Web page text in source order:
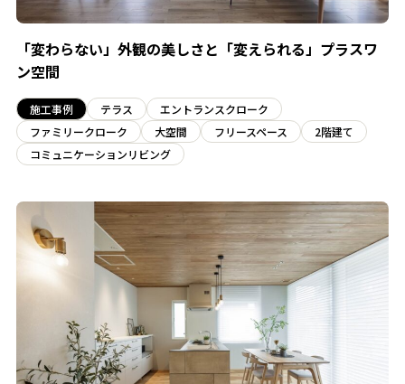
「変わらない」外観の美しさと「変えられる」プラスワ
ン空間
施工事例 テラス
エントランスクローク
ファミリークローク
大空間 フリースペース
2階建て
コミュニケーションリビング